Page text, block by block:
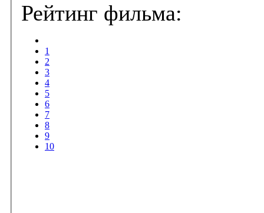
Рейтинг фильма:
1
2
3
4
5
6
7
8
9
10